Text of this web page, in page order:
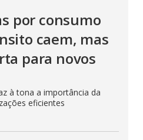
por consumo
caem, mas
para novos
à tona a importância da
eficientes